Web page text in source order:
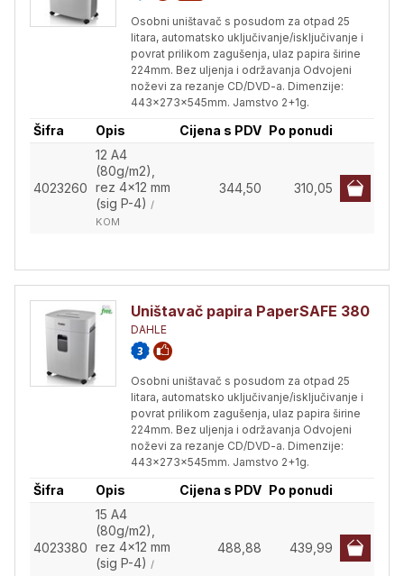
Osobni uništavač s posudom za otpad 25
litara, automatsko uključivanje/isključivanje i
povrat prilikom zagušenja, ulaz papira širine
224mm. Bez uljenja i održavanja Odvojeni
noževi za rezanje CD/DVD-a. Dimenzije:
443x273x545mm. Jamstvo 2+1g.
Šifra Opis Cijena s PDV Po ponudi
4023260
12 A4
(80g/m2),
rez 4x12 mm
(sig P-4) /
KOM
344,50 310,05
Uništavač papira PaperSAFE 380
DAHLE
Osobni uništavač s posudom za otpad 25
litara, automatsko uključivanje/isključivanje i
povrat prilikom zagušenja, ulaz papira širine
224mm. Bez uljenja i održavanja Odvojeni
noževi za rezanje CD/DVD-a. Dimenzije:
443x273x545mm. Jamstvo 2+1g.
Šifra Opis Cijena s PDV Po ponudi
4023380
15 A4
(80g/m2),
rez 4x12 mm
(sig P-4) /
488,88 439,99